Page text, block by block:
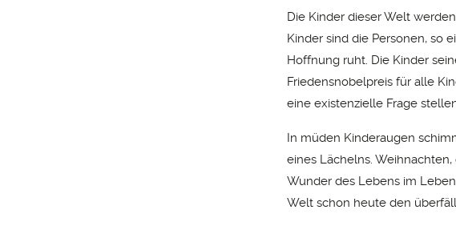
Die Kinder dieser Welt
Kinder sind die Personen, so
Hoffnung ruht. Die Kinder
Friedensnobelpreis für alle
eine existenzielle Frage
In müden Kinderaugen
eines Lächelns.
Wunder des Lebens im
Welt schon heute den